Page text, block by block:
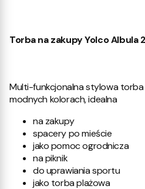
Torba na zakupy Yolco Albula
Multi-funkcjonalna stylowa
modnych kolorach, idealna
na zakupy
spacery po mieście
jako pomoc ogrodnicza
na piknik
do uprawiania sportu
jako torba plażowa